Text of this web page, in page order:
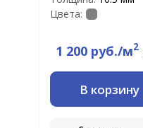
Цвета:
1 200 руб./м2
В корзину